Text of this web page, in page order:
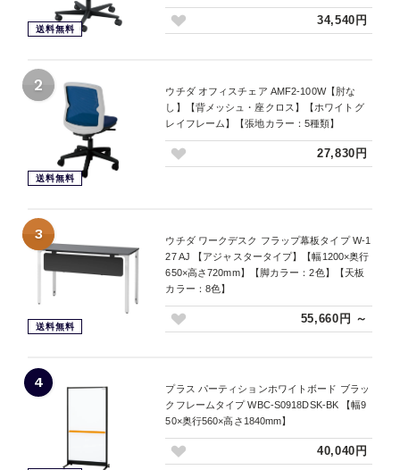
送料無料
34,540円
2
送料無料
ウチダ オフィスチェア AMF2-100W【肘な
し】【背メッシュ・座クロス】【ホワイトグ
レイフレーム】【張地カラー：5種類】
27,830円
3
送料無料
ウチダ ワークデスク フラップ幕板タイプ W-1
27 AJ 【アジャスタータイプ】【幅1200×奥行
650×高さ720mm】【脚カラー：2色】【天板
カラー：8色】
55,660円 ～
4
プラス パーティションホワイトボード ブラッ
クフレームタイプ WBC-S0918DSK-BK 【幅9
50×奥行560×高さ1840mm】
40,040円